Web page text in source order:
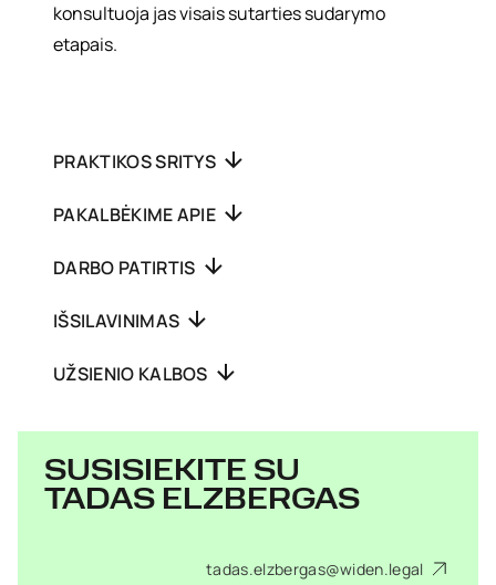
konsultuoja jas visais sutarties sudarymo
etapais.
PRAKTIKOS SRITYS
PAKALBĖKIME APIE
DARBO PATIRTIS
IŠSILAVINIMAS
UŽSIENIO KALBOS
SUSISIEKITE SU
TADAS ELZBERGAS
tadas.elzbergas@widen.legal